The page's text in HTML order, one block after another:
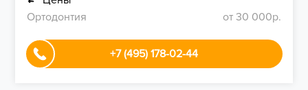
Ортодонтия
от 30 000р.
+7 (495) 178-02-44